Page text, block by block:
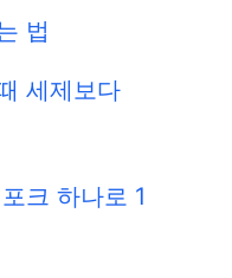
법
세제보다
크 하나로 1